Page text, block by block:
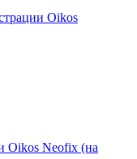
Oikos
Oikos Neofix (на